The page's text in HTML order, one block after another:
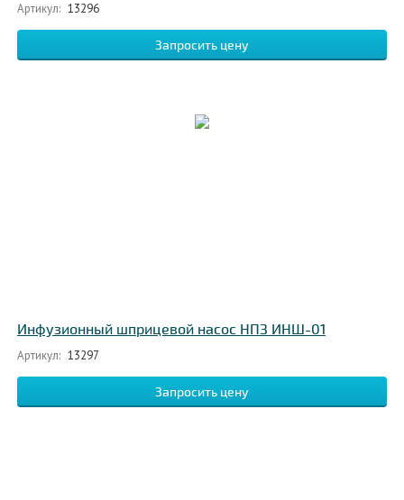
Артикул: 13296
Запросить цену
Инфузионный шприцевой насос НПЗ ИНШ-01
Артикул: 13297
Запросить цену